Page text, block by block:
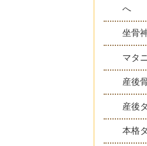
へ
坐骨
マタ
産後
産後
本格